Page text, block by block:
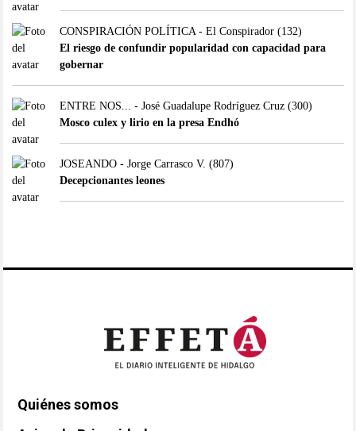
CONSPIRACIÓN POLÍTICA - El Conspirador(132)
El riesgo de confundir popularidad con capacidad para
gobernar
ENTRE NOS... - José Guadalupe Rodríguez Cruz(300)
Mosco culex y lirio en la presa Endhó
JOSEANDO - Jorge Carrasco V. (807)
Decepcionantes leones
Quiénes somos